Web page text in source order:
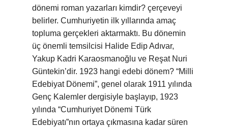
dönemi roman yazarları kimdir? çerçeveyi
belirler. Cumhuriyetin ilk yıllarında amaç
topluma gerçekleri aktarmaktı. Bu dönemin
üç önemli temsilcisi Halide Edip Adıvar,
Yakup Kadri Karaosmanoğlu ve Reşat Nuri
Güntekin’dir. 1923 hangi edebi dönem? “Milli
Edebiyat Dönemi”, genel olarak 1911 yılında
Genç Kalemler dergisiyle başlayıp, 1923
yılında “Cumhuriyet Dönemi Türk
Edebiyatı”nın ortaya çıkmasına kadar süren